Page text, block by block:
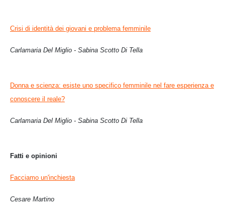
Crisi di identità dei giovani e problema femminile
Carlamaria Del Miglio - Sabina Scotto Di Tella
Donna e scienza: esiste uno specifico femminile nel fare esperienza e
conoscere il reale?
Carlamaria Del Miglio - Sabina Scotto Di Tella
Fatti e opinioni
Facciamo un'inchiesta
Cesare Martino